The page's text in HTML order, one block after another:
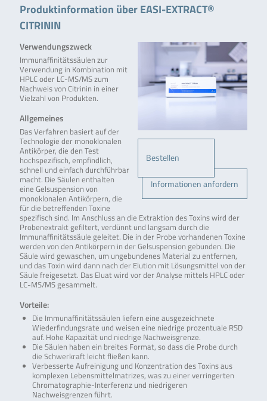
Produktinformation über EASI-EXTRACT®
CITRININ
Bestellen
Informationen anfordern
Verwendungszweck
Immunaffinitätssäulen zur
Verwendung in Kombination mit
HPLC oder LC-MS/MS zum
Nachweis von Citrinin in einer
Vielzahl von Produkten.
Allgemeines
Das Verfahren basiert auf der
Technologie der monoklonalen
Antikörper, die den Test
hochspezifisch, empfindlich,
schnell und einfach durchführbar
macht. Die Säulen enthalten
eine Gelsuspension von
monoklonalen Antikörpern, die
für die betreffenden Toxine
spezifisch sind. Im Anschluss an die Extraktion des Toxins wird der
Probenextrakt gefiltert, verdünnt und langsam durch die
Immunaffinitätssäule geleitet. Die in der Probe vorhandenen Toxine
werden von den Antikörpern in der Gelsuspension gebunden. Die
Säule wird gewaschen, um ungebundenes Material zu entfernen,
und das Toxin wird dann nach der Elution mit Lösungsmittel von der
Säule freigesetzt. Das Eluat wird vor der Analyse mittels HPLC oder
LC-MS/MS gesammelt.
Vorteile:
Die Immunaffinitätssäulen liefern eine ausgezeichnete
Wiederfindungsrate und weisen eine niedrige prozentuale RSD
auf. Hohe Kapazität und niedrige Nachweisgrenze.
Die Säulen haben ein breites Format, so dass die Probe durch
die Schwerkraft leicht fließen kann.
Verbesserte Aufreinigung und Konzentration des Toxins aus
komplexen Lebensmittelmatrizes, was zu einer verringerten
Chromatographie-Interferenz und niedrigeren
Nachweisgrenzen führt.